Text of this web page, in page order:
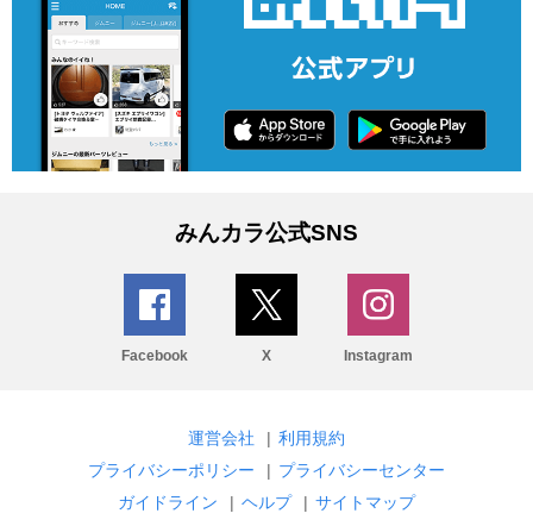
みんカラ公式SNS
Facebook X Instagram
運営会社 | 利用規約
プライバシーポリシー
| プライバシーセンター
ガイドライン
| ヘルプ | サイトマップ